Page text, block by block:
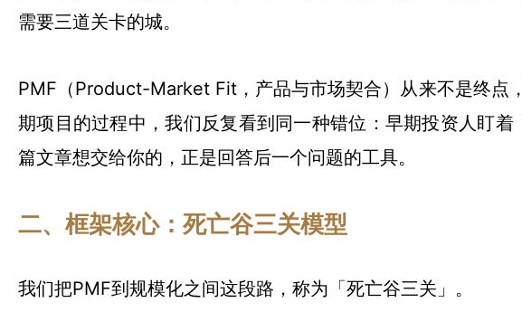
需要三道关卡的城。
PMF（Product-Market Fit，产品与市场契合）从来不是终
期项目的过程中，我们反复看到同一种错位：早期投资人盯
篇文章想交给你的，正是回答后一个问题的工具。
二、框架核心：死亡谷三关模型
我们把PMF到规模化之间这段路，称为「死亡谷三关」。